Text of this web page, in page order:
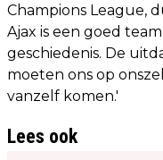
Champions League,
Ajax is een goed
geschiedenis. De
moeten ons op
vanzelf komen.'
Lees ook